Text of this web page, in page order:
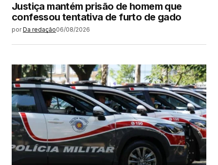
Justiça mantém prisão de homem que
confessou tentativa de furto de gado
por Da redação06/08/2026